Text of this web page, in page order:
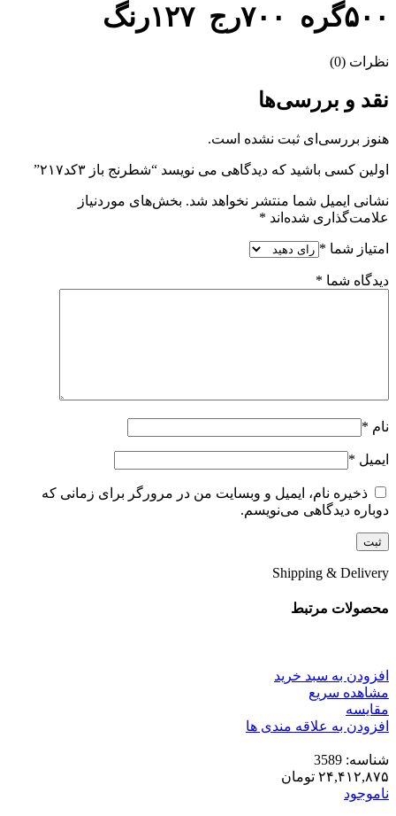
۵۰۰گره ۷۰۰رج ۱۲۷رنگ
نظرات (0)
نقد و بررسی‌ها
هنوز بررسی‌ای ثبت نشده است.
اولین کسی باشید که دیدگاهی می نویسد “شطرنج باز ۳کد۲۱۷”
نشانی ایمیل شما منتشر نخواهد شد. بخش‌های موردنیاز
علامت‌گذاری شده‌اند *
امتیاز شما *
دیدگاه شما *
نام *
ایمیل *
ذخیره نام، ایمیل و وبسایت من در مرورگر برای زمانی که
دوباره دیدگاهی می‌نویسم.
Shipping & Delivery
محصولات مرتبط
افزودن به سبد خرید
مشاهده سریع
مقایسه
افزودن به علاقه مندی ها
شناسه: 3589
۲۴,۴۱۲,۸۷۵ تومان
ناموجود